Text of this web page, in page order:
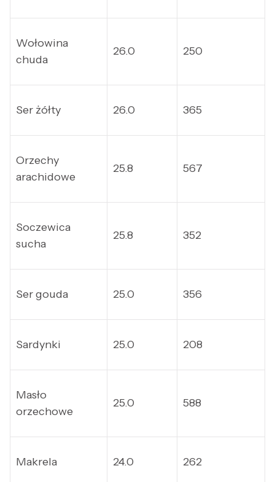
Wołowina
chuda
26.0 250
Ser żółty 26.0 365
Orzechy
arachidowe
25.8 567
Soczewica
sucha
25.8 352
Ser gouda 25.0 356
Sardynki 25.0 208
Masło
orzechowe
25.0 588
Makrela 24.0 262